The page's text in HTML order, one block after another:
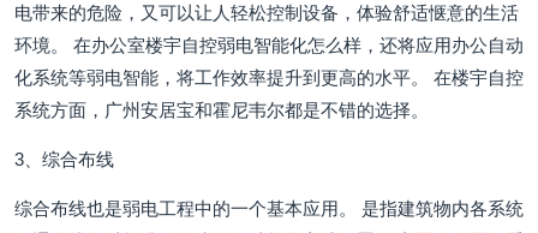
电带来的危险，又可以让人轻松控制设备，体验舒适惬意的生活
环境。 在办公室楼宇自控弱电智能化怎么样，还将应用办公自动
化系统等弱电智能，将工作效率提升到更高的水平。 在楼宇自控
系统方面，广州安居宝和霍尼韦尔都是不错的选择。
3、综合布线
综合布线也是弱电工程中的一个基本应用。 是指建筑物内各系统